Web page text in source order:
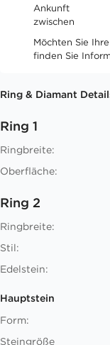
Ankunft
zwischen
Möchten Sie
finden Sie
Ring & Diamant
Ring 1
Ringbreite:
Oberfläche:
Ring 2
Ringbreite:
Stil:
Edelstein:
Hauptstein
Form:
Steingröße